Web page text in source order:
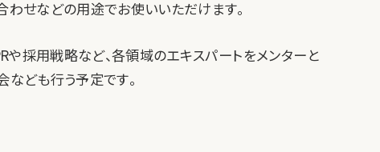
わせなどの用途でお使いいただけます。
や採用戦略など、各領域のエキスパートをメンターと
なども行う予定です。